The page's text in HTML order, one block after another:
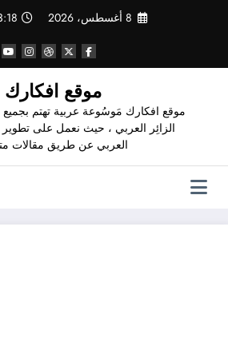
8 أغسطس، 2026 PM
موقع افكارك
موقع افكارك مَوسُوعة عربية تهتم بجميع
الزائِر العربي ، حيث نعمل على تطوير
العربي عن طريق مقالات